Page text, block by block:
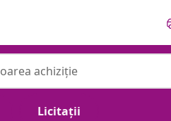
Licitații